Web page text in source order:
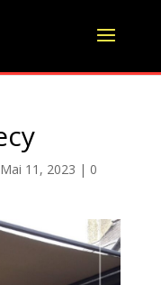
Mai 11, 2023 | 0